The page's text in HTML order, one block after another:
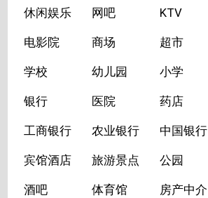
休闲娱乐 网吧 KTV
电影院 商场 超市
学校 幼儿园 小学
银行 医院 药店
工商银行 农业银行 中国银行
宾馆酒店 旅游景点 公园
酒吧 体育馆 房产中介